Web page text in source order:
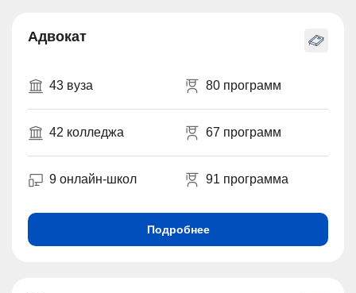
Адвокат
43 вуза 80 программ
42 колледжа 67 программ
9 онлайн-школ 91 программа
Подробнее